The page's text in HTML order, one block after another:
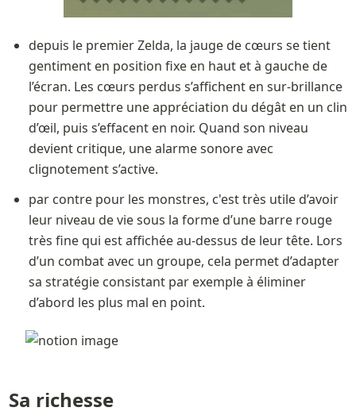
depuis le premier Zelda, la jauge de cœurs se tient
gentiment en position fixe en haut et à gauche de
l’écran. Les cœurs perdus s’affichent en sur-brillance
pour permettre une appréciation du dégât en un clin
d’œil, puis s’effacent en noir. Quand son niveau
devient critique, une alarme sonore avec
clignotement s’active.
par contre pour les monstres, c'est très utile d’avoir
leur niveau de vie sous la forme d’une barre rouge
très fine qui est affichée au-dessus de leur tête. Lors
d’un combat avec un groupe, cela permet d’adapter
sa stratégie consistant par exemple à éliminer
d’abord les plus mal en point.
Sa richesse